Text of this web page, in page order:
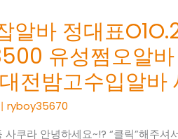
알바 정대표
유성쩜오알
전밤고수입알
ryboy35670
사쿠라 안녕하세요~!? “클릭”해주